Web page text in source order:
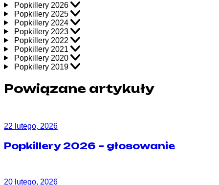
Popkillery 2026
Popkillery 2025
Popkillery 2024
Popkillery 2023
Popkillery 2022
Popkillery 2021
Popkillery 2020
Popkillery 2019
Powiązane artykuły
22 lutego, 2026
Popkillery 2026 – głosowanie
20 lutego, 2026